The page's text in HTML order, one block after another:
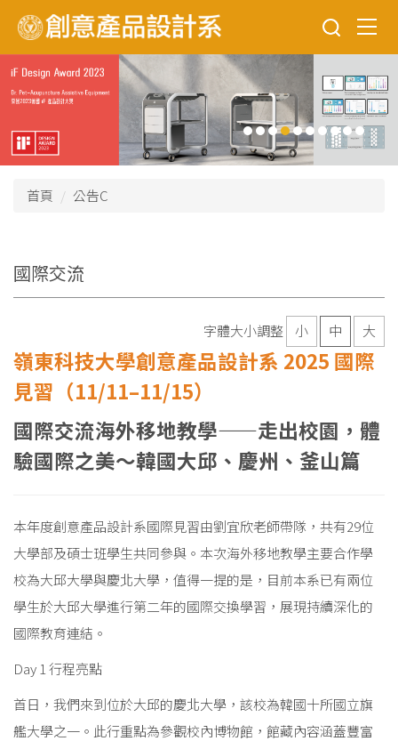
到
主
要
內
區
首頁 公告C
國際交流
字體大小調整 小 中 大
嶺東科技大學創意產品設計系 2025 國際
見習（11/11–11/15）
國際交流海外移地教學——走出校園，體
驗國際之美～韓國大邱、慶州、釜山篇
本年度創意產品設計系國際見習由劉宜欣老師帶隊，共有29位
大學部及碩士班學生共同參與。本次海外移地教學主要合作學
校為大邱大學與慶北大學，值得一提的是，目前本系已有兩位
學生於大邱大學進行第二年的國際交換學習，展現持續深化的
國際教育連結。
Day 1 行程亮點
首日，我們來到位於大邱的慶北大學，該校為韓國十所國立旗
艦大學之一。此行重點為參觀校內博物館，館藏內容涵蓋豐富